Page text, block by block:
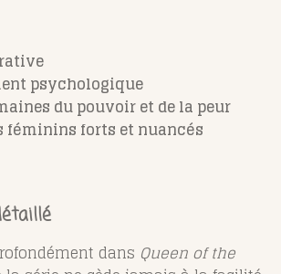
psychologique
du pouvoir et de la peur
féminins forts et nuancés
dans Queen of the